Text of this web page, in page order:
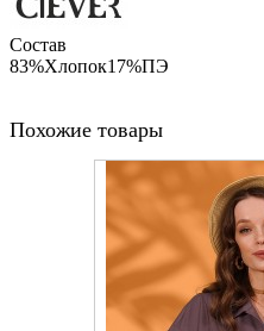
Состав
83%Хлопок17%ПЭ
Похожие товары